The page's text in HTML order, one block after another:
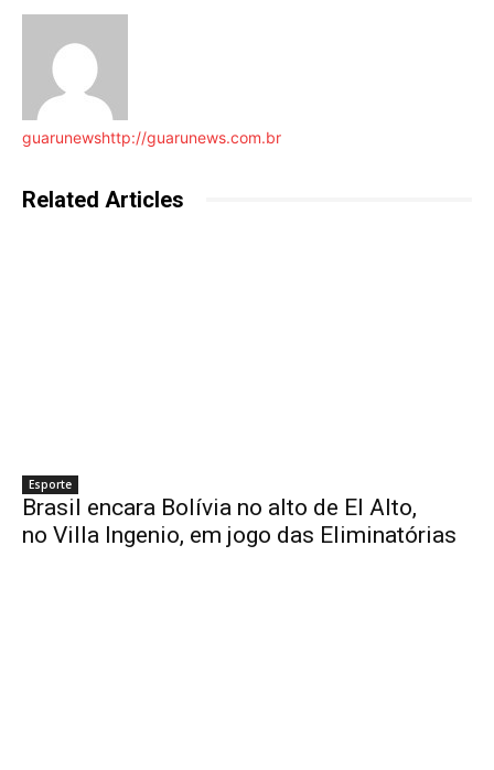
guarunewshttp://guarunews.com.br
Related Articles
Esporte
Brasil encara Bolívia no alto de El Alto,
no Villa Ingenio, em jogo das Eliminatórias